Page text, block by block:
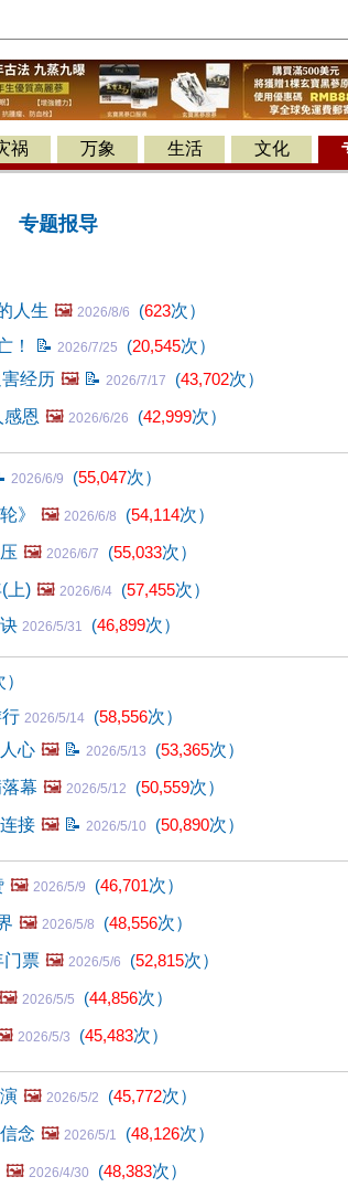
祸 万象 生活 文化
专题报导
人生 🖼️ 2026/8/6 (623次）
！
📝 2026/7/25 (20,545次）
经历 🖼️ 📝 2026/7/17 (43,702次）
恩 🖼️ 2026/6/26 (42,999次）
2026/6/9 (55,047次）
》
🖼️ 2026/6/8 (54,114次）
🖼️ 2026/6/7 (55,033次）
上) 🖼️ 2026/6/4 (57,455次）
2026/5/31 (46,899次）
2026/5/14 (58,556次）
心 🖼️ 📝 2026/5/13 (53,365次）
幕 🖼️ 2026/5/12 (50,559次）
接 🖼️ 📝 2026/5/10 (50,890次）
🖼️ 2026/5/9 (46,701次）
🖼️ 2026/5/8 (48,556次）
门票 🖼️ 2026/5/6 (52,815次）
🖼️ 2026/5/5 (44,856次）
2026/5/3 (45,483次）
🖼️ 2026/5/2 (45,772次）
念 🖼️ 2026/5/1 (48,126次）
🖼️ 2026/4/30 (48,383次）